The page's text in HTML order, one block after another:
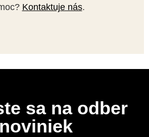
Kontaktuje nás.
sa na odber
noviniek